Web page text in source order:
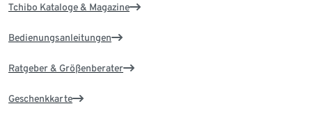
Tchibo Kataloge & Magazine
Bedienungsanleitungen
Ratgeber & Größenberater
Geschenkkarte